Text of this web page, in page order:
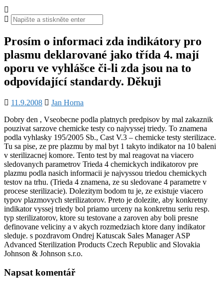
Hledat:
Prosím o informaci zda indikátory pro
plasmu deklarované jako třída 4. mají
oporu ve vyhlášce či-li zda jsou na to
odpovídající standardy. Děkuji
11.9.2008
Jan Horna
Dobry den , Vseobecne podla platnych predpisov by mal zakaznik
pouzivat sarzove chemicke testy co najvyssej triedy. To znamena
podla vyhlasky 195/2005 Sb., Cast V.3 – chemicke testy sterilizace.
Tu sa pise, ze pre plazmu by mal byt 1 takyto indikator na 10 baleni
v sterilizacnej komore. Tento test by mal reagovat na viacero
sledovanych parametrov Trieda 4 chemickych indikatorov pre
plazmu podla nasich informacii je najvyssou triedou chemickych
testov na trhu. (Trieda 4 znamena, ze su sledovane 4 parametre v
procese sterilizacie). Dolezitym bodom tu je, ze existuje viacero
typov plazmovych sterilizatorov. Preto je dolezite, aby konkretny
indikator vyssej triedy bol priamo urceny na konkretnu seriu resp.
typ sterilizatorov, ktore su testovane a zaroven aby boli presne
definovane veliciny a v akych rozmedziach ktore dany indikator
sleduje. s pozdravom Ondrej Katuscak Sales Manager ASP
Advanced Sterilization Products Czech Republic and Slovakia
Johnson & Johnson s.r.o.
Napsat komentář